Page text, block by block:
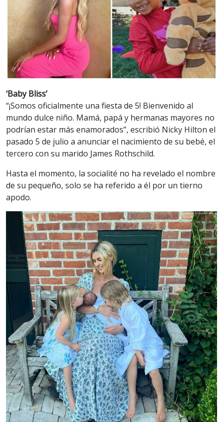
‘Baby Bliss’
“¡Somos oficialmente una fiesta de 5! Bienvenido al
mundo dulce niño. Mamá, papá y hermanas mayores no
podrían estar más enamorados”, escribió Nicky Hilton el
pasado 5 de julio a anunciar el nacimiento de su bebé, el
tercero con su marido James Rothschild.
Hasta el momento, la socialité no ha revelado el nombre
de su pequeño, solo se ha referido a él por un tierno
apodo.